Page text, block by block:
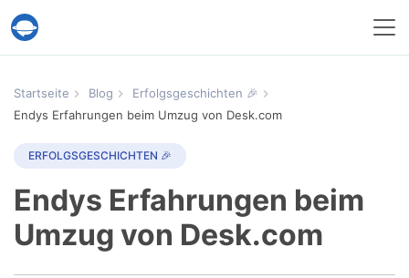
Help Desk Migration
Startseite Blog
Erfolgsgeschichten 🎉
Endys Erfahrungen beim Umzug von Desk.com
ERFOLGSGESCHICHTEN 🎉
Endys Erfahrungen beim
Umzug von Desk.com